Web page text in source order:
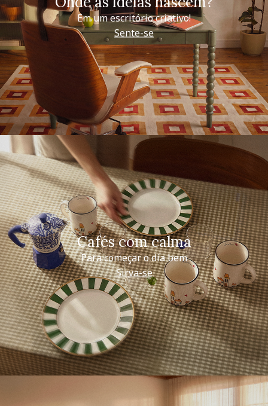
Em um escritório criativo!
Sente-se
Cafés com calma
Para começar o dia bem
Sirva-se